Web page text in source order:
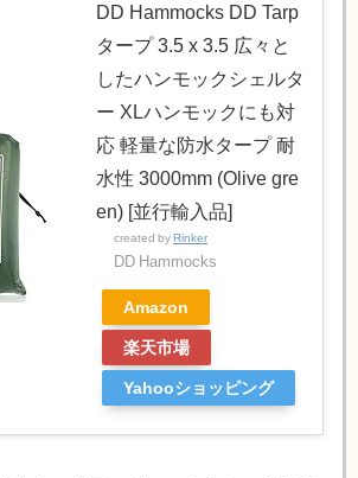
DD Hammocks DD Tarp
タープ 3.5 x 3.5 広々と
したハンモックシェルタ
ー XLハンモックにも対
応 軽量な防水タープ 耐
水性 3000mm (Olive gre
en) [並行輸入品]
created by Rinker
DD Hammocks
Amazon
楽天市場
Yahooショッピング